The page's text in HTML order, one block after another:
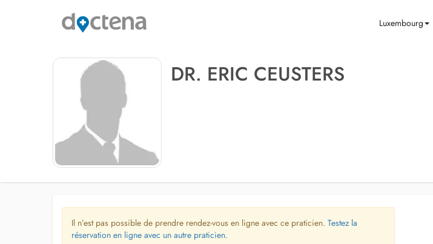
Luxembourg
DR. ERIC CEUSTERS
Il n’est pas possible de prendre rendez-vous en ligne avec ce praticien. Testez la
réservation en ligne avec un autre praticien.